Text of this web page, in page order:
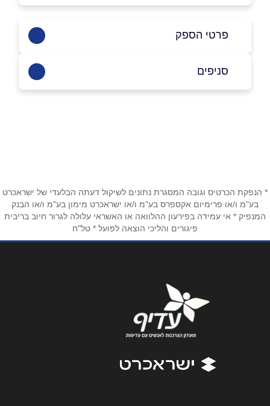
פרטי הספק
אימייל *
סניפים
שוהם
איירפורט סיטי נתב''ג
03-9793933
תחנה מרכזית ירושלים
02-5001179
* הנפקת הכרטיס וגובה המסגרת נתונים לשיקול דעתה הבלעדי של ישראכרט
בע"מ ו/או פרימיום אקספרס בע"מ ו/או ישראכרט מימון בע"מ ו/או הבנק
המנפיק * אי עמידה בפירעון ההלוואה או האשראי עלולה לגרור חיוב בריבית
פיגורים והליכי הוצאה לפועל * טל"ח